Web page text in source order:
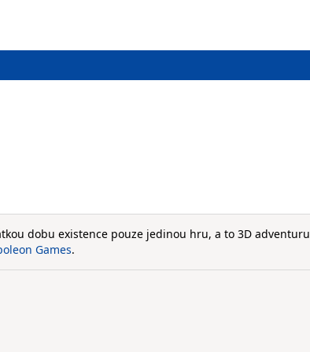
dobu existence pouze jedinou hru, a to 3D adventuru
Games.